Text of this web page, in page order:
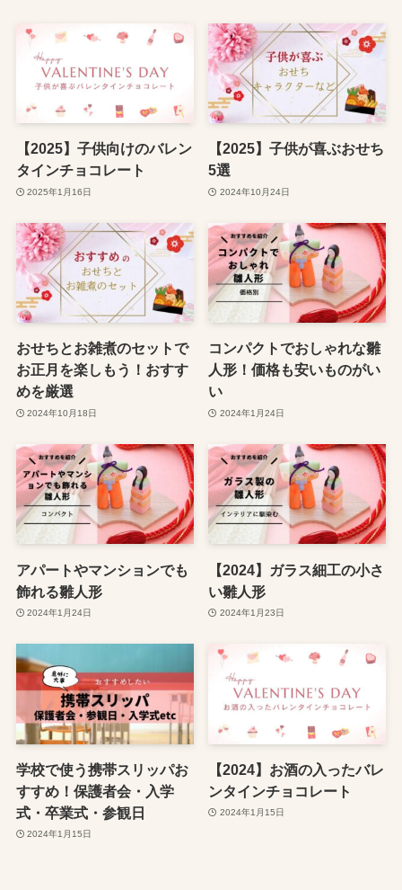
【2025】子供向けのバレン
タインチョコレート
2025年1月16日
【2025】子供が喜ぶおせち
5選
2024年10月24日
おせちとお雑煮のセットで
お正月を楽しもう！おすす
めを厳選
2024年10月18日
コンパクトでおしゃれな雛
人形！価格も安いものがい
い
2024年1月24日
アパートやマンションでも
飾れる雛人形
2024年1月24日
【2024】ガラス細工の小さ
い雛人形
2024年1月23日
学校で使う携帯スリッパお
すすめ！保護者会・入学
式・卒業式・参観日
2024年1月15日
【2024】お酒の入ったバレ
ンタインチョコレート
2024年1月15日